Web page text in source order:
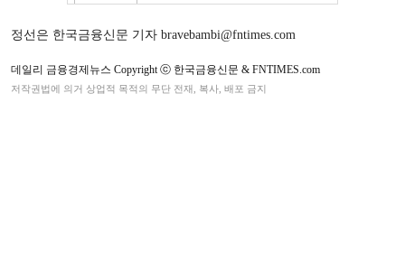
정선은 한국금융신문 기자 bravebambi@fntimes.com
데일리 금융경제뉴스 Copyright ⓒ 한국금융신문 & FNTIMES.com
저작권법에 의거 상업적 목적의 무단 전재, 복사, 배포 금지